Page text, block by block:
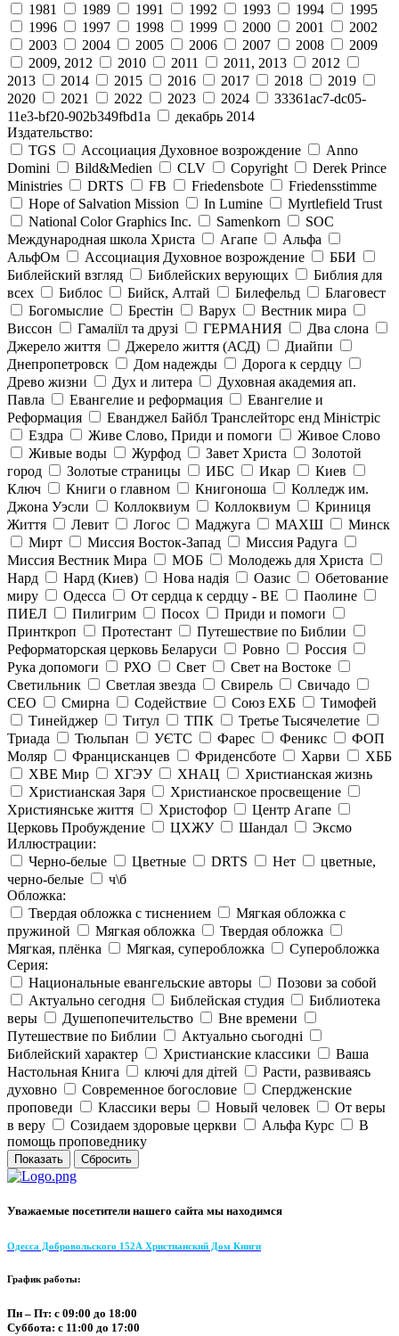
1981
1989 1991 1992 1993 1994
1995
1996
1997 1998 1999 2000 2001
2002
2003
2004 2005 2006 2007 2008
2009
2009, 2012
2010 2011 2011, 2013
2012
2013
2014 2015 2016 2017 2018
2019
2020
2021 2022 2023 2024
33361ac7-dc05-
11e3-bf20-902b349fbd1a
декабрь 2014
Издательство:
TGS
Ассоциация Духовное возрождение
Anno
Domini
Bild&Medien CLV Copyright
Derek Prince
Ministries
DRTS FB Friedensbote
Friedensstimme
Hope of Salvation Mission
In Lumine
Myrtlefield Trust
National Color Graphics Inc.
Samenkorn
SOC
Международная школа Христа
Агапе
Альфа
АльфОм
Ассоциация Духовное возрождение
ББИ
Библейский взгляд
Библейских верующих
Библия для
всех
Библос Бийск, Алтай Билефельд
Благовест
Богомыслие
Брестін Варух
Вестник мира
Виссон
Гамаліїл та друзі ГЕРМАНИЯ
Два слона
Джерело життя
Джерело життя (АСД)
Диайпи
Днепропетровск
Дом надежды
Дорога к сердцу
Древо жизни
Дух и литера
Духовная академия ап.
Павла
Евангелие и реформация
Евангелие и
Реформация
Еванджел Байбл Транслейторс енд Міністріс
Ездра
Живе Слово, Приди и помоги
Живое Слово
Живые воды
Журфод Завет Христа
Золотой
город
Золотые страницы ИБС Икар
Киев
Ключ
Книги о главном Книгоноша
Колледж им.
Джона Уэсли
Коллоквиум Коллоквиум
Криниця
Життя
Левит Логос Маджуга МАХШ
Минск
Мирт
Миссия Восток-Запад
Миссия Радуга
Миссия Вестник Мира
МОБ
Молодежь для Христа
Нард
Нард (Киев) Нова надія Оазис
Обетование
миру
Одесса От сердца к сердцу - ВЕ
Паолине
ПИЕЛ
Пилигрим Посох
Приди и помоги
Принткроп
Протестант
Путешествие по Библии
Реформаторская церковь Беларуси
Ровно
Россия
Рука допомоги
РХО Свет
Свет на Востоке
Светильник
Светлая звезда Свирель
Свичадо
СЕО
Смирна Содействие Союз ЕХБ
Тимофей
Тинейджер
Титул ТПК
Третье Тысячелетие
Триада
Тюльпан УЄТС Фарес Феникс
ФОП
Моляр
Францисканцев Фриденсботе Харви
ХББ
ХВЕ Мир
ХГЭУ ХНАЦ
Христианская жизнь
Христианская Заря
Христианское просвещение
Християнське життя
Христофор
Центр Агапе
Церковь Пробуждение
ЦХЖУ Шандал
Эксмо
Иллюстрации:
Черно-белые
Цветные DRTS Нет
цветные,
черно-белые
ч\б
Обложка:
Твердая обложка с тиснением
Мягкая обложка с
пружиной
Мягкая обложка
Твердая обложка
Мягкая, плёнка
Мягкая, суперобложка
Суперобложка
Серия:
Национальные евангельские авторы
Позови за собой
Актуально сегодня
Библейская студия
Библиотека
веры
Душепопечительство
Вне времени
Путешествие по Библии
Актуально сьогодні
Библейский характер
Христианские классики
Ваша
Настольная Книга
ключі для дітей
Расти, развиваясь
духовно
Современное богословие
Спердженские
проповеди
Классики веры Новый человек
От веры
в веру
Созидаем здоровые церкви Альфа Курс
В
помощь проповеднику
Уважаемые посетители нашего сайта мы находимся
Одесса Добровольского 152А Христианский Дом Книги
График работы:
Пн – Пт: с 09:00 до 18:00
Суббота: с 11:00 до 17:00